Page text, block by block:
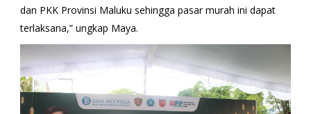
dan PKK Provinsi Maluku sehingga pasar murah ini dapat
terlaksana,” ungkap Maya.